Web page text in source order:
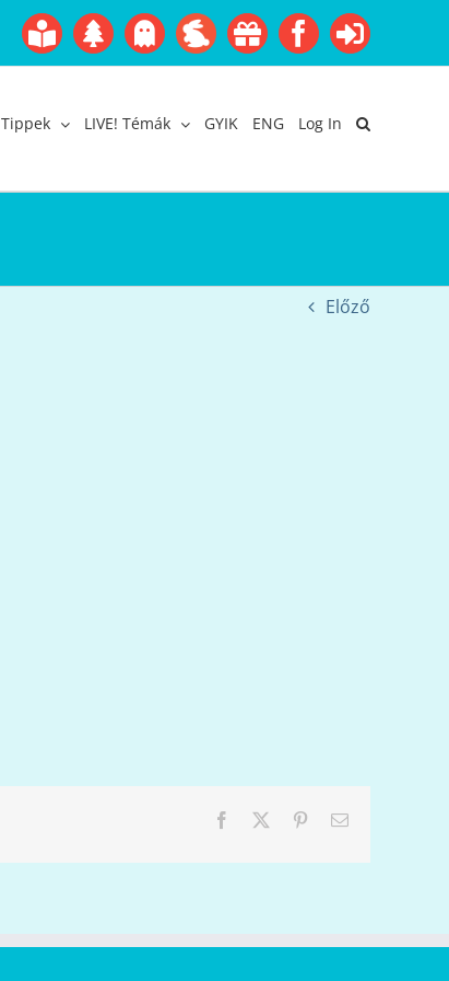
Boofairy
Gyerekangol
AdventHalloween
EasterAkcióFacebook
Login
Tippek LIVE! Témák GYIK ENG Log In
Előző
Facebook PinterestEmail: